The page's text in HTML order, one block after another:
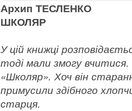
Архип ТЕСЛЕНКО
ШКОЛЯР
У цій книжці
тоді мали змогу
«Школяр». Хоч він
примусили здібного
старця.